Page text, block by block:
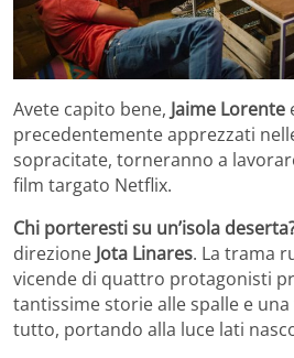
Avete capito bene, Jaime Lorente
precedentemente apprezzati
sopracitate, torneranno a
film targato Netflix.
Chi porteresti su un’isola
direzione Jota Linares. La trama
vicende di quattro protagonisti
tantissime storie alle spalle e
tutto, portando alla luce lati